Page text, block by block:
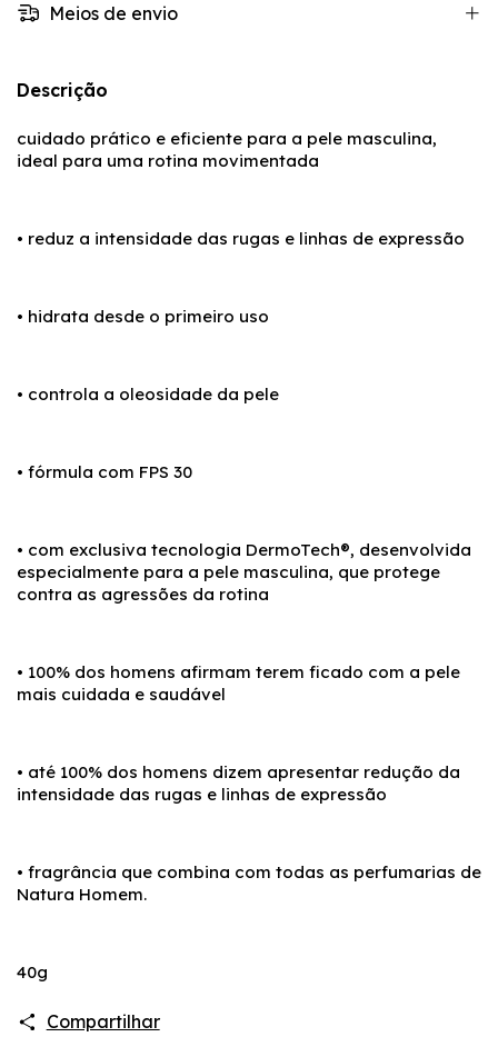
Meios de envio
Descrição
cuidado prático e eficiente para a pele masculina,
ideal para uma rotina movimentada
• reduz a intensidade das rugas e linhas de expressão
• hidrata desde o primeiro uso
• controla a oleosidade da pele
• fórmula com FPS 30
• com exclusiva tecnologia DermoTech®, desenvolvida
especialmente para a pele masculina, que protege
contra as agressões da rotina
• 100% dos homens afirmam terem ficado com a pele
mais cuidada e saudável
• até 100% dos homens dizem apresentar redução da
intensidade das rugas e linhas de expressão
• fragrância que combina com todas as perfumarias de
Natura Homem.
40g
Compartilhar